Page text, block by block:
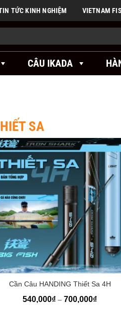
TỨC KINH NGHIỆM VIETNAM
CÂU IKADA
SA
Cần Câu HANDING Thiết Sa 4H
540,000₫ – 700,000₫Khoảng
giá: